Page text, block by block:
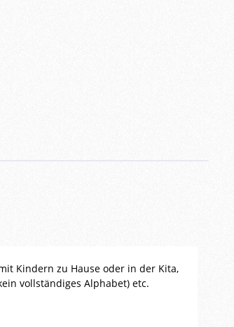
Kindern zu Hause oder in der Kita,
vollständiges Alphabet) etc.